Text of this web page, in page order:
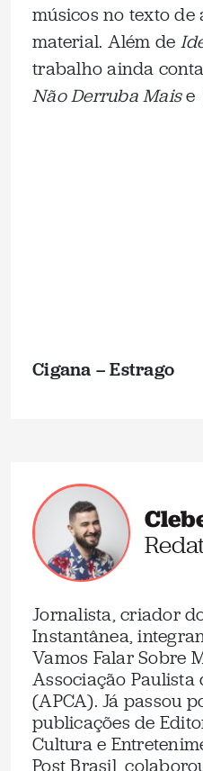
músicos no texto de
material. Além de
trabalho ainda
Não Derruba Maise
Cigana – Estrago
Jornalista, criador
Instantânea,
Vamos Falar Sobre
Associação
(APCA). Já passou
publicações de
Cultura e
Post Brasil,